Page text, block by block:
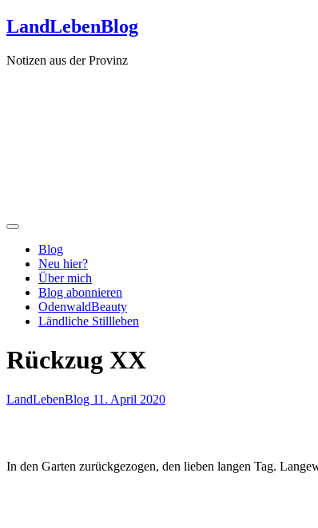
Zum
Inhalt
LandLebenBlog
Notizen aus der Provinz
Blog
Neu hier?
Über mich
Blog abonnieren
OdenwaldBeauty
Ländliche Stillleben
Rückzug XX
LandLebenBlog 11. April 2020
In den Garten zurückgezogen, den lieben langen Tag.